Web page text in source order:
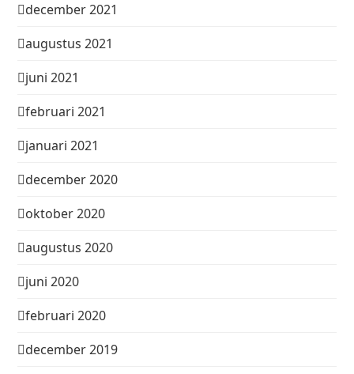
december 2021
augustus 2021
juni 2021
februari 2021
januari 2021
december 2020
oktober 2020
augustus 2020
juni 2020
februari 2020
december 2019